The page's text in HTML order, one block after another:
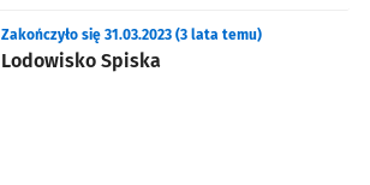
Lodowisko Spiska
Zakończyło się 31.03.2023 (3 lata temu)